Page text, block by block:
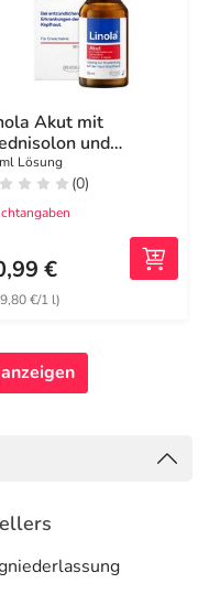
Akut mit
und
Lösung
(0)
€
€/1 l)